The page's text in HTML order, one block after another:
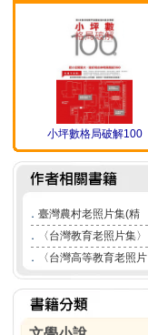
小坪數格局破解100
． 臺灣農村老照片集(精
．
〈台灣教育老照片集〉
．
〈台灣高等教育老照片